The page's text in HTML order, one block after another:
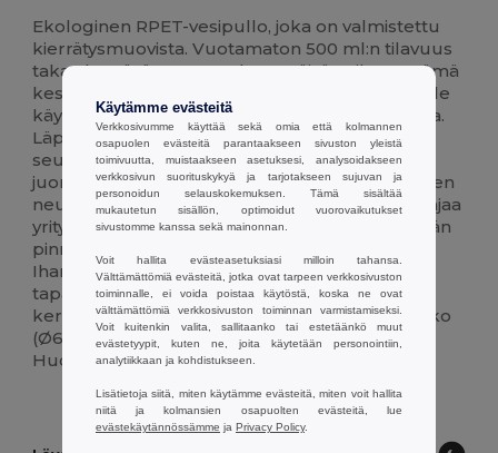
Ekologinen RPET-vesipullo, joka on valmistettu
kierrätysmuovista. Vuotamaton 500 ml:n tilavuus
takaa kestävän nesteytyksen päivän aikana. Tämä
kestävä pullo on suunniteltu ympäristötietoisille
käyttäjille, jotka eivät halua tinkiä toimivuudesta.
Läpinäkyvä runko helpottaa nestetason
seurantaa, ja tiivis kierrekorkki varmistaa, ettei
juoma pääse vuotamaan laukkuun. Etsitpä sitten
neutraalia kestopulloa omaan käyttöön tai pohjaa
yrityksesi logolle, tämä RPET-pullo tarjoaa sileän
pinnan korkealaatuiseen kustomointiin.
Ihanteellinen tukkutilauksiin, yrityslahjoiksi ja
tapahtumajakeluihin; se auttaa vähentämään
kertakäyttömuovijätettä. Kevyt ja kompakti koko
(Ø6X20,5 cm) sopii useimpiin mukitelineisiin.
Huomautus: ei sovellu hiilihapollisille juomille.
Käytämme evästeitä
Verkkosivumme käyttää sekä omia että kolmannen
osapuolen evästeitä parantaakseen sivuston yleistä
toimivuutta, muistaakseen asetuksesi, analysoidakseen
verkkosivun suorituskykyä ja tarjotakseen sujuvan ja
personoidun selauskokemuksen. Tämä sisältää
mukautetun sisällön, optimoidut vuorovaikutukset
sivustomme kanssa sekä mainonnan.
Voit hallita evästeasetuksiasi milloin tahansa.
Välttämättömiä evästeitä, jotka ovat tarpeen verkkosivuston
toiminnalle, ei voida poistaa käytöstä, koska ne ovat
välttämättömiä verkkosivuston toiminnan varmistamiseksi.
Voit kuitenkin valita, sallitaanko tai estetäänkö muut
evästetyypit, kuten ne, joita käytetään personointiin,
analytiikkaan ja kohdistukseen.
Lisätietoja siitä, miten käytämme evästeitä, miten voit hallita
niitä ja kolmansien osapuolten evästeitä, lue
evästekäytännössämme ja Privacy Policy.